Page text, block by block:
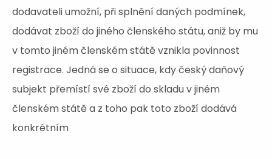
dodavateli umožní, při splnění daných podmínek,
dodávat zboží do jiného členského státu, aniž by mu
v tomto jiném členském státě vznikla povinnost
registrace. Jedná se o situace, kdy český daňový
subjekt přemístí své zboží do skladu v jiném
členském státě a z toho pak toto zboží dodává
konkrétním